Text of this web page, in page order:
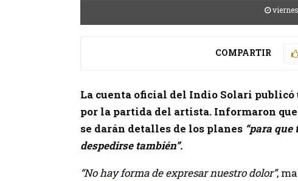
COMPARTIR
La cuenta oficial del Indio Solari
por la partida del artista. Informaron
se darán detalles de los planes “para
despedirse también”.
“No hay forma de expresar nuestro dolor”,